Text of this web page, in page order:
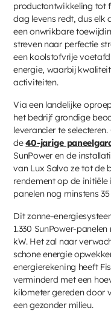
productontwikkeling tot
dag levens redt, dus elk
een onwrikbare
streven naar perfectie
een koolstofvrije
energie, waarbij
activiteiten.
Via een landelijke
het bedrijf grondige
leverancier te
de40-jarige
SunPower en de
van Lux Salvo ze tot de
rendement op de initiële
panelen nog minstens
Dit zonne-
1.330 SunPower-
kW. Het zal naar
schone energie
energierekening heeft
verminderd met een
kilometer gereden door
een gezonder milieu.